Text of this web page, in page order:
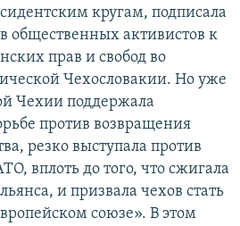
кругам, подписала
общественных активистов к
прав и свобод во
Чехословакии. Но уже
Чехии поддержала
против возвращения
резко выступала против
вплоть до того, что сжигала
и призвала чехов стать
союзе». В этом